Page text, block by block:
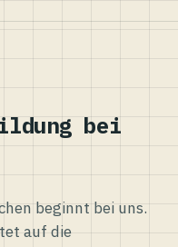
bei
beginnt bei uns.
auf die